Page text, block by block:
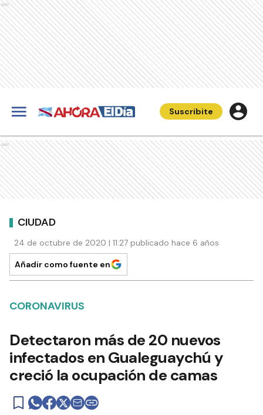
Ads
Suscribite
Ads
CIUDAD
24 de octubre de 2020 | 11:27 publicado hace 6 años
Añadir como fuente en
CORONAVIRUS
Detectaron más de 20 nuevos
infectados en Gualeguaychú y
creció la ocupación de camas